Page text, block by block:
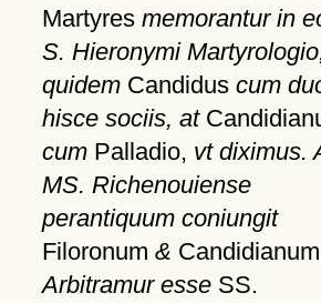
Martyres memorantur in
S. Hieronymi
quidemCandidus cum
hisce sociis, at
cumPalladio, vt diximus.
MS. Richenouiense
perantiquum coniungit
Filoronum &
Arbitramur esseSS.